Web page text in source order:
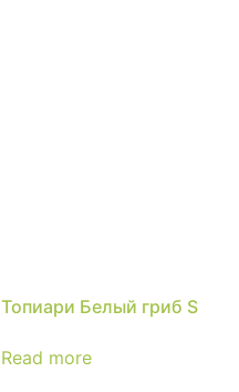
Топиари Белый гриб S
Read more